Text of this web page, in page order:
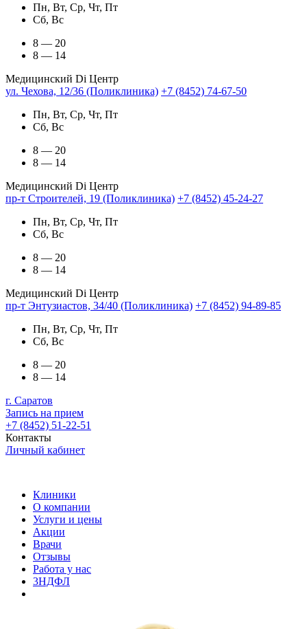
Пн, Вт, Ср, Чт, Пт
Сб, Вс
8 — 20
8 — 14
Медицинский Di Центр
ул. Чехова, 12/36 (Поликлиника) +7 (8452) 74-67-50
Пн, Вт, Ср, Чт, Пт
Сб, Вс
8 — 20
8 — 14
Медицинский Di Центр
пр-т Строителей, 19 (Поликлиника) +7 (8452) 45-24-27
Пн, Вт, Ср, Чт, Пт
Сб, Вс
8 — 20
8 — 14
Медицинский Di Центр
пр-т Энтузиастов, 34/40 (Поликлиника) +7 (8452) 94-89-85
Пн, Вт, Ср, Чт, Пт
Сб, Вс
8 — 20
8 — 14
г. Саратов
Запись на прием
+7 (8452) 51-22-51
Контакты
Личный кабинет
Клиники
О компании
Услуги и цены
Акции
Врачи
Отзывы
Работа у нас
3НДФЛ